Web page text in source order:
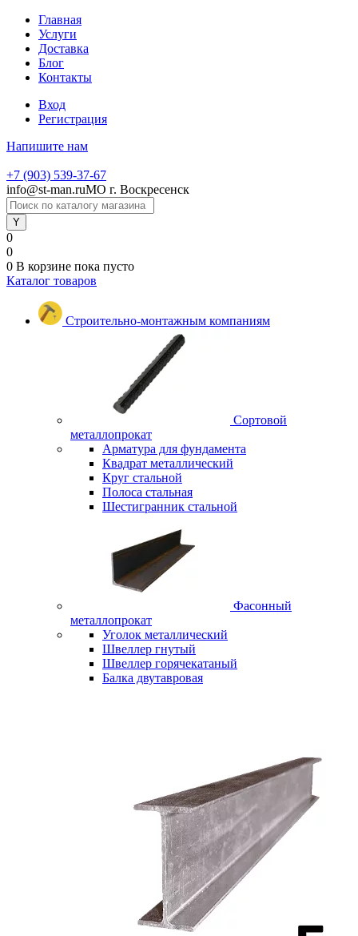
Главная
Услуги
Доставка
Блог
Контакты
Вход
Регистрация
Напишите нам
+7 (903) 539-37-67
info@st-man.ruМО г. Воскресенск
0
0
0 В корзине пока пусто
Каталог товаров
Строительно-монтажным компаниям
Сортовой
металлопрокат
Арматура для фундамента
Квадрат металлический
Круг стальной
Полоса стальная
Шестигранник стальной
Фасонный
металлопрокат
Уголок металлический
Швеллер гнутый
Швеллер горячекатаный
Балка двутавровая